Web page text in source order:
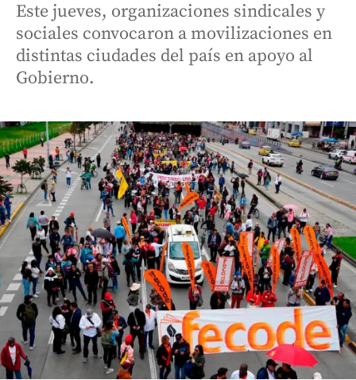
Este jueves, organizaciones sindicales y
sociales convocaron a movilizaciones en
distintas ciudades del país en apoyo al
Gobierno.